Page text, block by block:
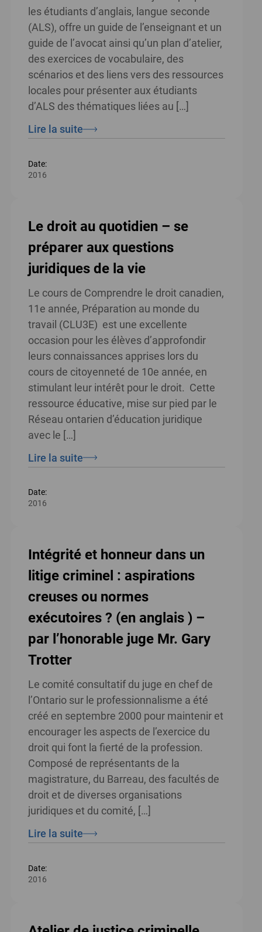
les étudiants d’anglais, langue seconde
(ALS), offre un guide de l’enseignant et un
guide de l’avocat ainsi qu’un plan d’atelier,
des exercices de vocabulaire, des
scénarios et des liens vers des ressources
locales pour présenter aux étudiants
d’ALS des thématiques liées au […]
Lire la suite
Date:
2016
Le droit au quotidien – se
préparer aux questions
juridiques de la vie
Le cours de Comprendre le droit canadien,
11e année, Préparation au monde du
travail (CLU3E) est une excellente
occasion pour les élèves d’approfondir
leurs connaissances apprises lors du
cours de citoyenneté de 10e année, en
stimulant leur intérêt pour le droit. Cette
ressource éducative, mise sur pied par le
Réseau ontarien d’éducation juridique
avec le […]
Lire la suite
Date:
2016
Intégrité et honneur dans un
litige criminel : aspirations
creuses ou normes
exécutoires ? (en anglais ) –
par l’honorable juge Mr. Gary
Trotter
Le comité consultatif du juge en chef de
l’Ontario sur le professionnalisme a été
créé en septembre 2000 pour maintenir et
encourager les aspects de l’exercice du
droit qui font la fierté de la profession.
Composé de représentants de la
magistrature, du Barreau, des facultés de
droit et de diverses organisations
juridiques et du comité, […]
Lire la suite
Date:
2016